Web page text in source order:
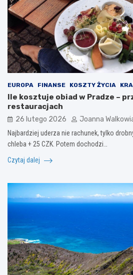
EUROPA FINANSE KOSZTY ŻYCIA
Ile kosztuje obiad w Pradze –
restauracjach
26 lutego 2026 Joanna
Najbardziej uderza nie rachunek, tylko
chleba + 25 CZK. Potem dochodzi…
Czytaj dalej